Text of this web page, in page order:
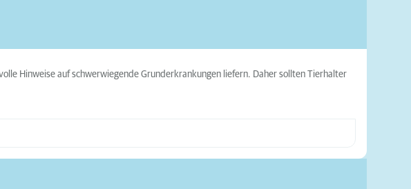
Hinweise auf schwerwiegende Grunderkrankungen liefern. Daher sollten Tierhalter